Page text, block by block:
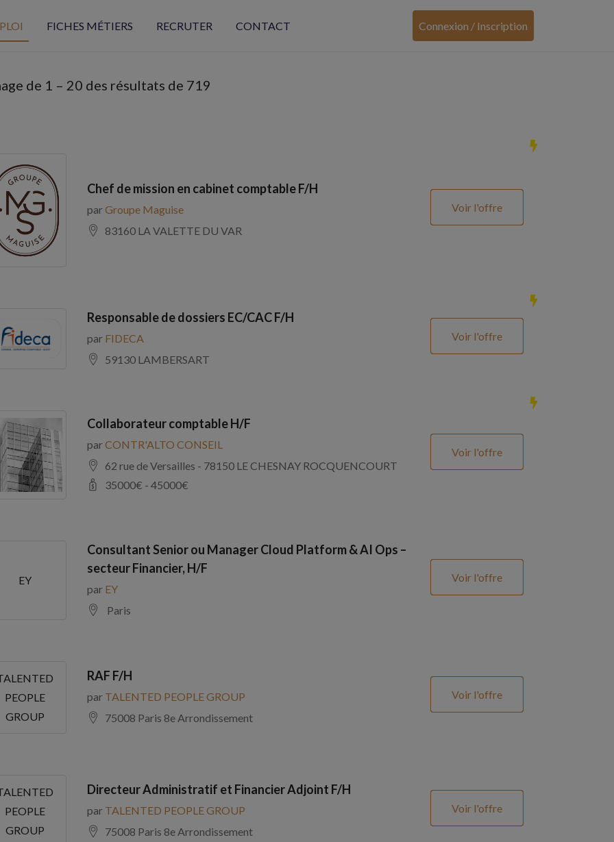
FICHES MÉTIERS RECRUTER CONTACT Connexion / Inscription
de 1 – 20 des résultats de 719
Chef de mission en cabinet comptable F/H
parGroupe Maguise
83160 LA VALETTE DU VAR
Voir l'offre
Responsable de dossiers EC/CAC F/H
par FIDECA
59130 LAMBERSART
Voir l'offre
Collaborateur comptable H/F
parCONTR'ALTO CONSEIL
62 rue de Versailles - 78150 LE CHESNAY ROCQUENCOURT
35000€ - 45000€
Voir l'offre
EY
Consultant Senior ou Manager Cloud Platform & AI Ops –
secteur Financier, H/F
par EY
Paris
Voir l'offre
PEOPLE
GROUP
RAF F/H
par TALENTED PEOPLE GROUP
75008 Paris 8e Arrondissement
Voir l'offre
PEOPLE
GROUP
Directeur Administratif et Financier Adjoint F/H
par TALENTED PEOPLE GROUP
75008 Paris 8e Arrondissement
Voir l'offre